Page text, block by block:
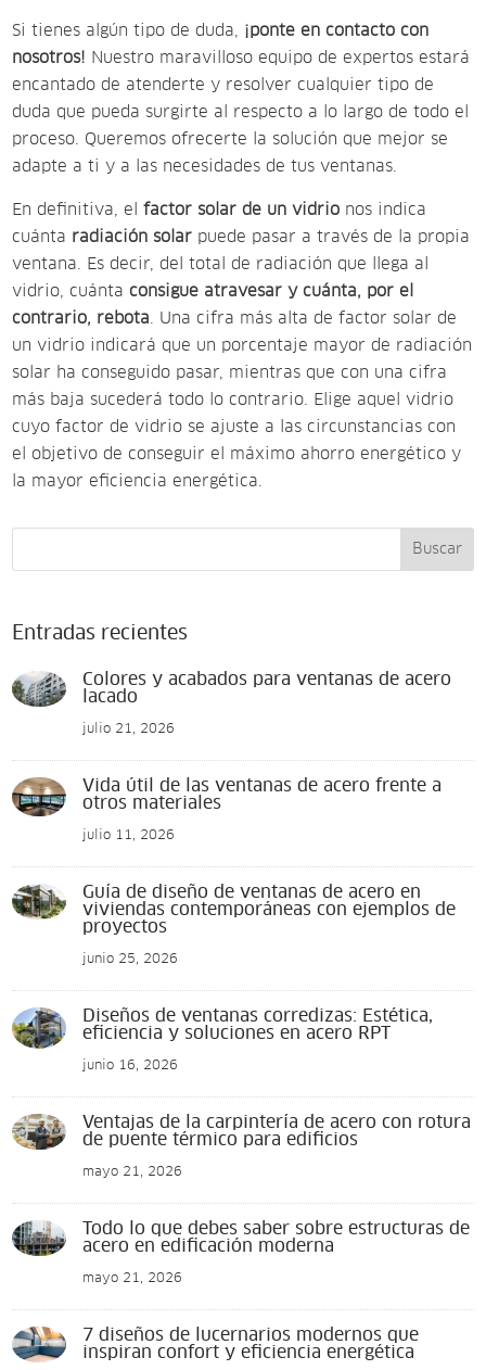
Si tienes algún tipo de duda, ¡ponte en contacto con
nosotros! Nuestro maravilloso equipo de expertos estará
encantado de atenderte y resolver cualquier tipo de
duda que pueda surgirte al respecto a lo largo de todo el
proceso. Queremos ofrecerte la solución que mejor se
adapte a ti y a las necesidades de tus ventanas.
En definitiva, elfactor solar de un vidrio nos indica
cuánta radiación solar puede pasar a través de la propia
ventana. Es decir, del total de radiación que llega al
vidrio, cuántaconsigue atravesar y cuánta, por el
contrario, rebota. Una cifra más alta de factor solar de
un vidrio indicará que un porcentaje mayor de radiación
solar ha conseguido pasar, mientras que con una cifra
más baja sucederá todo lo contrario. Elige aquel vidrio
cuyo factor de vidrio se ajuste a las circunstancias con
el objetivo de conseguir el máximo ahorro energético y
la mayor eficiencia energética.
Buscar
Entradas recientes
Colores y acabados para ventanas de acero
lacado
julio 21, 2026
Vida útil de las ventanas de acero frente a
otros materiales
julio 11, 2026
Guía de diseño de ventanas de acero en
viviendas contemporáneas con ejemplos de
proyectos
junio 25, 2026
Diseños de ventanas corredizas: Estética,
eficiencia y soluciones en acero RPT
junio 16, 2026
Ventajas de la carpintería de acero con rotura
de puente térmico para edificios
mayo 21, 2026
Todo lo que debes saber sobre estructuras de
acero en edificación moderna
mayo 21, 2026
7 diseños de lucernarios modernos que
inspiran confort y eficiencia energética